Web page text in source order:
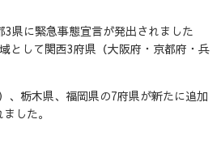
県に緊急事態宣言が発出されました
として関西3府県（大阪府・京都府・兵
、栃木県、福岡県の7府県が新たに追加
した。